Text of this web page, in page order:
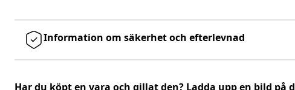
Information om säkerhet och efterlevnad
Har du köpt en vara och gillat den? Ladda upp en bild på